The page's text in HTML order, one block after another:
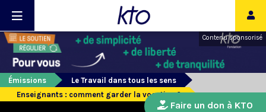
Contenu sponsorisé
Émissions
Le Travail dans tous les sens
Enseignants : comment garder la vocation ?
Faire un don à KTO